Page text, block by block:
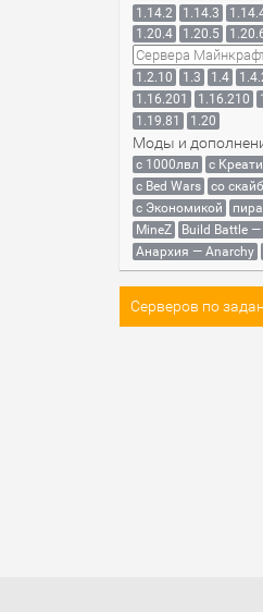
1.14.2
1.14.3
1.20.4
1.20.5
Сервера
1.2.10
1.3 1.4
1.16.201
1.16.210
1.19.81
1.20
Моды и
с 1000лвл c
с Bed Wars
со
с Экономикой
MineZ
Build Battle
Анархия — Anarchy
Серверов по